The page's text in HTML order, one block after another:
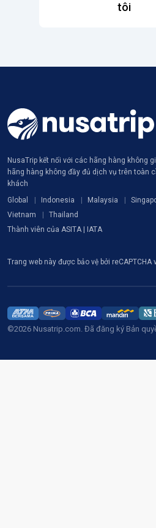
tôi
NusaTrip kết nối với các hãng hàng không
hãng hàng không đầy đủ dịch vụ trên toàn
khách
Global
Indonesia Malaysia
Vietnam
Thailand
Thành viên của ASITA | IATA
Trang web này được bảo vệ bởi reCAPTCHA
©2026 Nusatrip.com. Đã đăng ký Bản